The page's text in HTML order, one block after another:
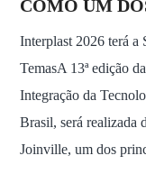
COMO UM
Interplast 2026 terá a
TemasA 13ª edição
Integração da
Brasil, será realizada
Joinville, um dos